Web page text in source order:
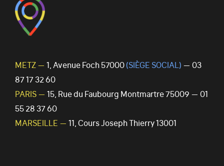
METZ — 1, Avenue Foch 57000(SIÈGE SOCIAL) — 03
87 17 32 60
PARIS — 15, Rue du Faubourg Montmartre 75009 — 01
55 28 37 60
MARSEILLE — 11, Cours Joseph Thierry 13001